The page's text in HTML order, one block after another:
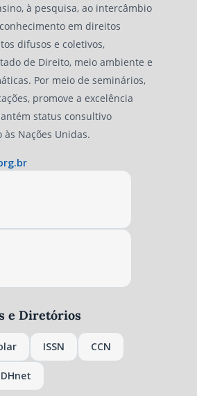
à pesquisa, ao intercâmbio
em direitos
difusos e coletivos,
de Direito, meio ambiente e
Por meio de seminários,
promove a excelência
status consultivo
às Nações Unidas.
e Diretórios
ISSN CCN
DHnet